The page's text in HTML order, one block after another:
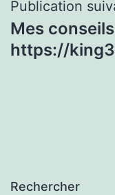
Publication
Mes
https://
Rechercher